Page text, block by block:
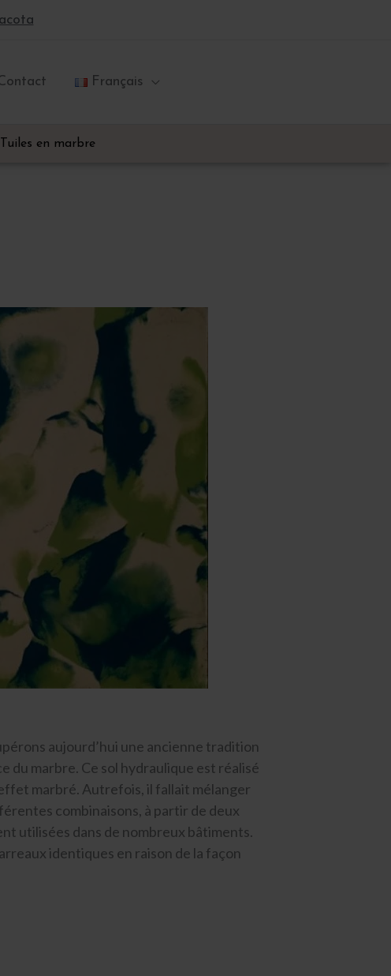
Français
Tuiles en marbre
aujourd’hui une ancienne tradition
du marbre. Ce sol hydraulique est réalisé
marbré. Autrefois, il fallait mélanger
combinaisons, à partir de deux
utilisées dans de nombreux bâtiments.
identiques en raison de la façon